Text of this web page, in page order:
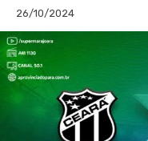
26/10/2024